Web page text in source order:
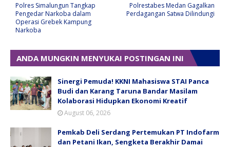
Polrestabes Medan Gagalkan
Perdagangan Satwa Dilindungi
Polres Simalungun Tangkap
Pengedar Narkoba dalam
Operasi Grebek Kampung
Narkoba
ANDA MUNGKIN MENYUKAI POSTINGAN INI
Sinergi Pemuda! KKNI Mahasiswa STAI Panca
Budi dan Karang Taruna Bandar Masilam
Kolaborasi Hidupkan Ekonomi Kreatif
August 06, 2026
Pemkab Deli Serdang Pertemukan PT Indofarm
dan Petani Ikan, Sengketa Berakhir Damai